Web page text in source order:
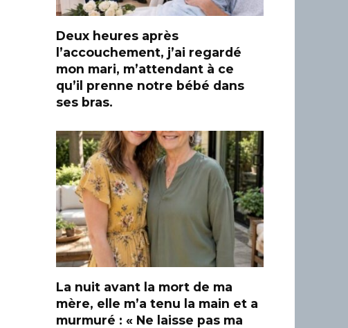
Deux heures après
l’accouchement, j’ai regardé
mon mari, m’attendant à ce
qu’il prenne notre bébé dans
ses bras.
La nuit avant la mort de ma
mère, elle m’a tenu la main et a
murmuré : « Ne laisse pas ma